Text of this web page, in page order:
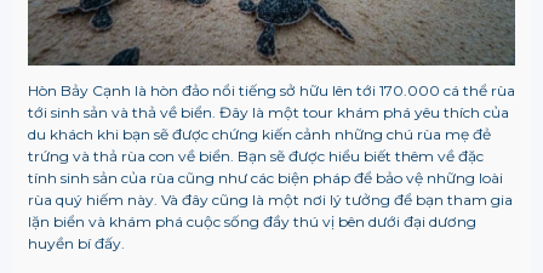
Hòn Bảy Cạnh là hòn đảo nổi tiếng sở hữu lên tới 170.000 cá thể rùa
tới sinh sản và thả về biển. Đây là một tour khám phá yêu thích của
du khách khi bạn sẽ được chứng kiến cảnh những chú rùa mẹ đẻ
trứng và thả rùa con về biển. Bạn sẽ được hiểu biết thêm về đặc
tính sinh sản của rùa cũng như các biện pháp để bảo vệ những loài
rùa quý hiếm này. Và đây cũng là một nơi lý tưởng để bạn tham gia
lặn biển và khám phá cuộc sống đầy thú vị bên dưới đại dương
huyền bí đấy.